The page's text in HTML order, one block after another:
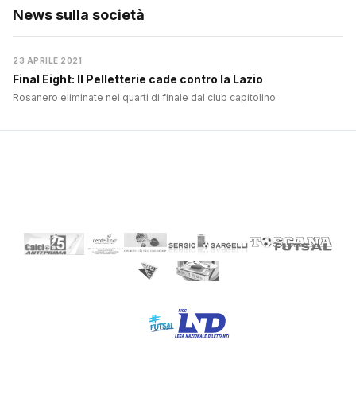
News sulla società
23 APRILE 2021
Final Eight: Il Pelletterie cade contro la Lazio
Rosanero eliminate nei quarti di finale dal club capitolino